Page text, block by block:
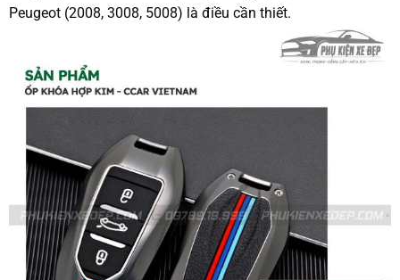
Peugeot (2008, 3008, 5008) là điều cần thiết.